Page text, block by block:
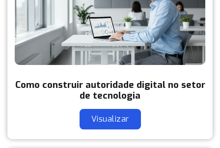
Como construir autoridade digital no setor
de tecnologia
Visualizar